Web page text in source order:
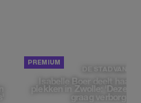
DE STAD VAN
Isabelle Boer deelt haar
plekken in Zwolle: 'Deze
graag verborgen'